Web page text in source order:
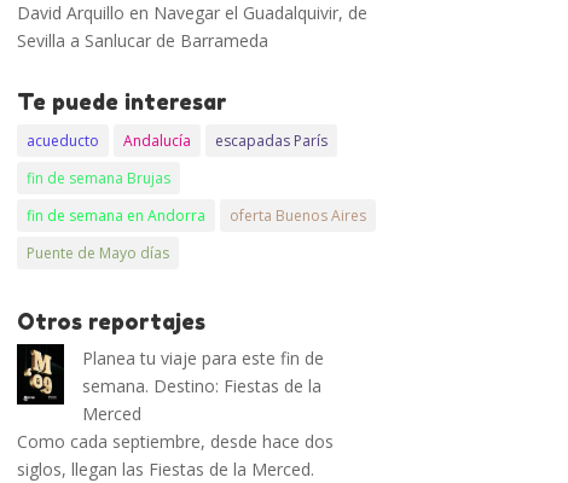
David Arquillo en Navegar el Guadalquivir, de
Sevilla a Sanlucar de Barrameda
Te puede interesar
acueducto Andalucía
escapadas París
fin de semana Brujas
fin de semana en Andorra
oferta Buenos Aires
Puente de Mayo días
Otros reportajes
Planea tu viaje para este fin de
semana. Destino: Fiestas de la
Merced
Como cada septiembre, desde hace dos
siglos, llegan las Fiestas de la Merced.